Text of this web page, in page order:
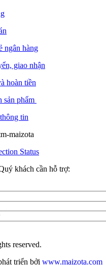
ngân hàng
giao nhận
hoàn tiền
sản phẩm
tin
khách cần hỗ trợ:
reserved.
triển bởi www.maizota.com